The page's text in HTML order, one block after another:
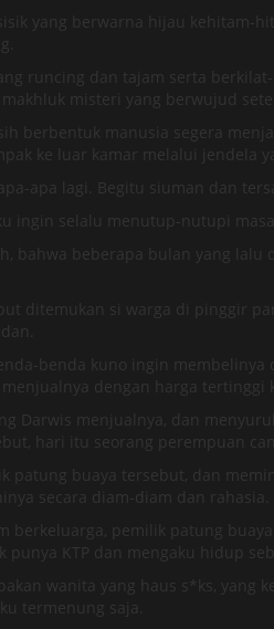
yang berwarna hijau kehitam-
runcing dan tajam serta
misteri yang berwujud
berbentuk manusia segera
ke luar kamar melalui jendela
apa lagi. Begitu siuman dan
ingin selalu menutup-nutupi
bahwa beberapa bulan yang
ditemukan si warga di pinggir
benda kuno ingin
dengan harga
Darwis menjualnya, dan
hari itu seorang perempuan
patung buaya tersebut, dan
secara diam-diam dan rahasia.
berkeluarga, pemilik patung
punya KTP dan mengaku hidup
wanita yang haus s*ks,
termenung saja.